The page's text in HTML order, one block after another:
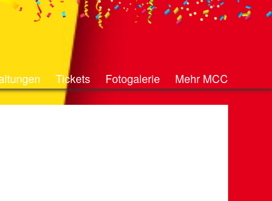
Tickets Fotogalerie Mehr MCC